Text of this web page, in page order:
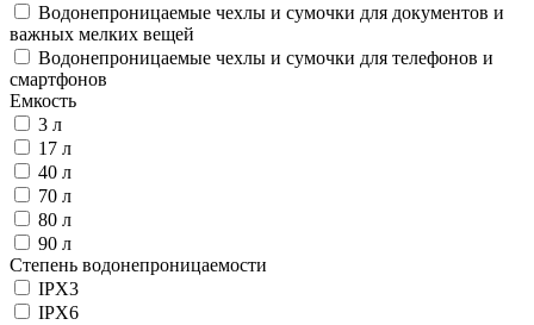
Водонепроницаемые чехлы и сумочки для документов и
важных мелких вещей
Водонепроницаемые чехлы и сумочки для телефонов и
смартфонов
Емкость
3 л
17 л
40 л
70 л
80 л
90 л
Степень водонепроницаемости
IPX3
IPX6